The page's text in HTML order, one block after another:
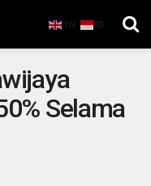
EN ID
Selama